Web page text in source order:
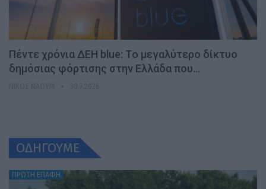
Πέντε χρόνια ΔΕΗ blue: Το μεγαλύτερο δίκτυο
δημόσιας φόρτισης στην Ελλάδα που…
ΟΔΗΓΟΥΜΕ
ΠΡΩΤΗ ΕΠΑΦΗ